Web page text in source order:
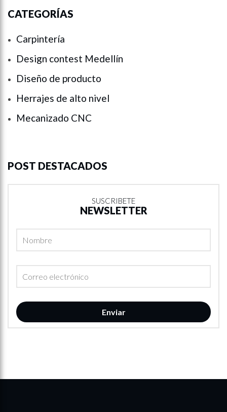
CATEGORÍAS
Carpintería
Design contest Medellín
Diseño de producto
Herrajes de alto nivel
Mecanizado CNC
POST DESTACADOS
SUSCRIBETE
NEWSLETTER